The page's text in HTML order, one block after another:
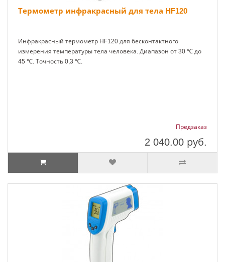
Термометр инфракрасный для тела НF120
Инфракрасный термометр НF120 для бесконтактного
измерения температуры тела человека. Диапазон от 30 ℃ до
45 ℃. Точность 0,3 ℃.
Предзаказ
2 040.00 руб.